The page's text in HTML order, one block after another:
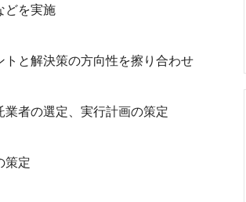
どを実施
と解決策の方向性を擦り合わせ
者の選定、実行計画の策定
策定